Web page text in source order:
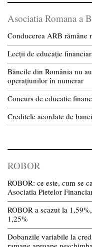
Asociatia Romana a
Conducerea ARB rămâne
Lecții de educație
Băncile din România nu
operațiunilor în numerar
Concurs de educatie
Creditele acordate de
ROBOR
ROBOR: ce este, cum se
Asociatia Pietelor
ROBOR a scazut la
1,25%
Dobanzile variabile la